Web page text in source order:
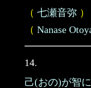
（ 七瀬音弥 ）
（ Nanase
14.
己(おの)が智に